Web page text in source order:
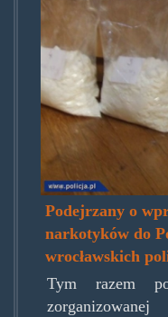
Podejrzany o
narkotyków do
wrocławskich
Tym razem